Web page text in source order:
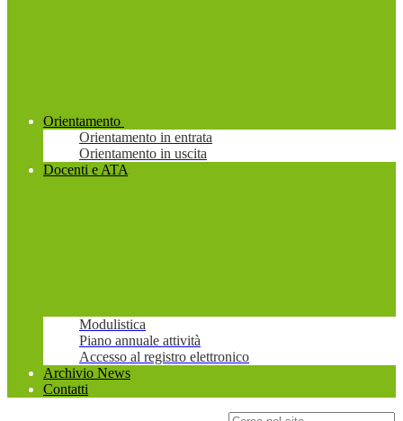
Orientamento
Orientamento in entrata
Orientamento in uscita
Docenti e ATA
Modulistica
Piano annuale attività
Accesso al registro elettronico
Archivio News
Contatti